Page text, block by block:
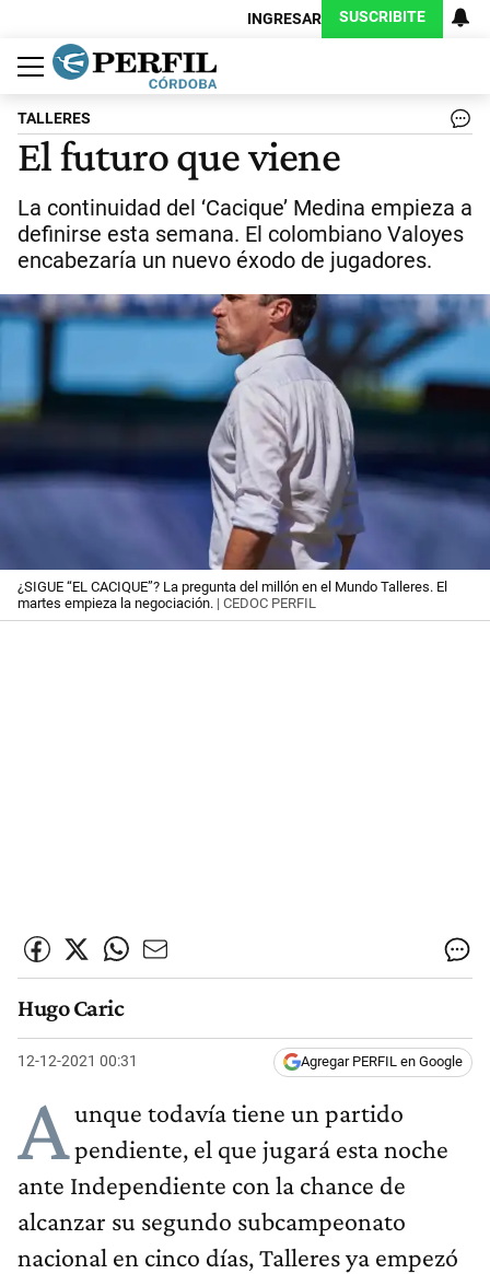
INGRESAR SUSCRIBITE
Política
Economía
Judiciales
Sociedad
Cultura
Espectáculos
Deportes
Protagonistas
TALLERES
El futuro que viene
La continuidad del ‘Cacique’ Medina empieza a
definirse esta semana. El colombiano Valoyes
encabezaría un nuevo éxodo de jugadores.
¿SIGUE “EL CACIQUE”? La pregunta del millón en el Mundo Talleres. El
martes empieza la negociación. | CEDOC PERFIL
Hugo Caric
12-12-2021 00:31 Agregar PERFIL en Google
Aunque todavía tiene un partido
pendiente, el que jugará esta noche
ante Independiente con la chance de
alcanzar su segundo subcampeonato
nacional en cinco días, Talleres ya empezó